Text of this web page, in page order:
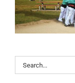
Search
for: